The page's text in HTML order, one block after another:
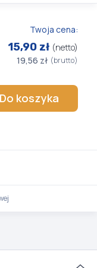
Twoja cena:
15,90 zł (netto)
19,56 zł (brutto)
Do koszyka